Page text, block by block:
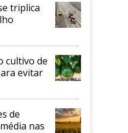
triplica
cultivo de
evitar
de
nas